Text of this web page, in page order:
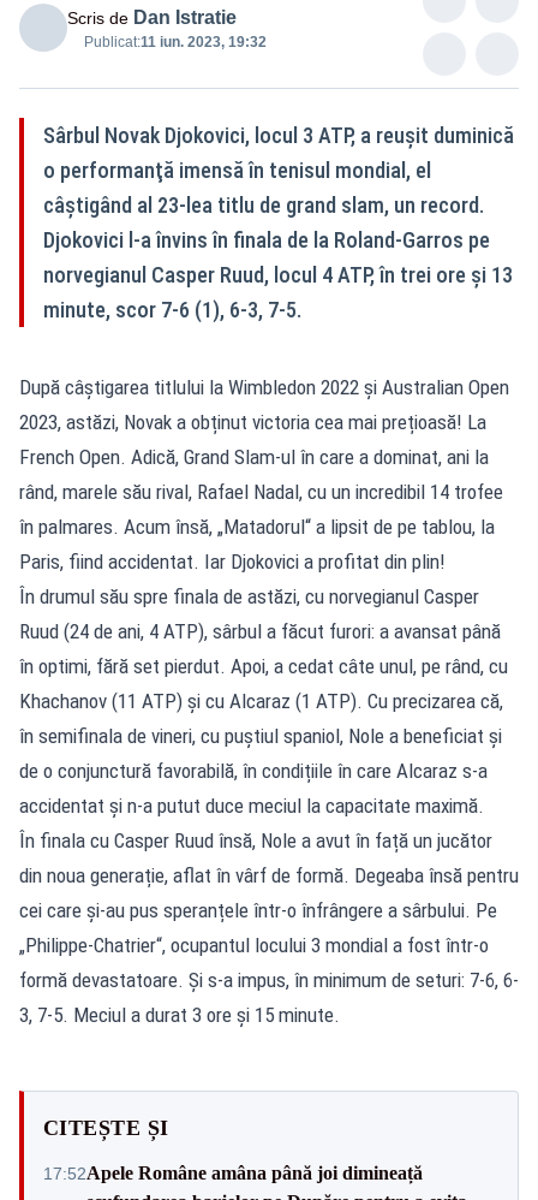
Scris de Dan Istratie
Publicat:11 iun. 2023, 19:32
Sârbul Novak Djokovici, locul 3 ATP, a reuşit duminică
o performanţă imensă în tenisul mondial, el
câştigând al 23-lea titlu de grand slam, un record.
Djokovici l-a învins în finala de la Roland-Garros pe
norvegianul Casper Ruud, locul 4 ATP, în trei ore şi 13
minute, scor 7-6 (1), 6-3, 7-5.
După câștigarea titlului la Wimbledon 2022 și Australian Open
2023, astăzi, Novak a obținut victoria cea mai prețioasă! La
French Open. Adică, Grand Slam-ul în care a dominat, ani la
rând, marele său rival, Rafael Nadal, cu un incredibil 14 trofee
în palmares. Acum însă, „Matadorul“ a lipsit de pe tablou, la
Paris, fiind accidentat. Iar Djokovici a profitat din plin!
În drumul său spre finala de astăzi, cu norvegianul Casper
Ruud (24 de ani, 4 ATP), sârbul a făcut furori: a avansat până
în optimi, fără set pierdut. Apoi, a cedat câte unul, pe rând, cu
Khachanov (11 ATP) și cu Alcaraz (1 ATP). Cu precizarea că,
în semifinala de vineri, cu puștiul spaniol, Nole a beneficiat și
de o conjunctură favorabilă, în condițiile în care Alcaraz s-a
accidentat și n-a putut duce meciul la capacitate maximă.
În finala cu Casper Ruud însă, Nole a avut în față un jucător
din noua generație, aflat în vârf de formă. Degeaba însă pentru
cei care și-au pus speranțele într-o înfrângere a sârbului. Pe
„Philippe-Chatrier“, ocupantul locului 3 mondial a fost într-o
formă devastatoare. Și s-a impus, în minimum de seturi: 7-6, 6-
3, 7-5. Meciul a durat 3 ore și 15 minute.
CITEȘTE ȘI
17:52Apele Române amâna până joi dimineață